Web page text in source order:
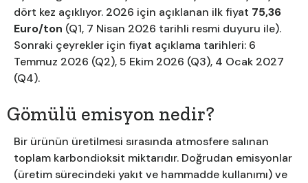
dört kez açıklıyor. 2026 için açıklanan ilk fiyat 75,36
Euro/ton (Q1, 7 Nisan 2026 tarihli resmi duyuru ile).
Sonraki çeyrekler için fiyat açıklama tarihleri: 6
Temmuz 2026 (Q2), 5 Ekim 2026 (Q3), 4 Ocak 2027
(Q4).
Gömülü emisyon nedir?
Bir ürünün üretilmesi sırasında atmosfere salınan
toplam karbondioksit miktarıdır. Doğrudan emisyonlar
(üretim sürecindeki yakıt ve hammadde kullanımı) ve